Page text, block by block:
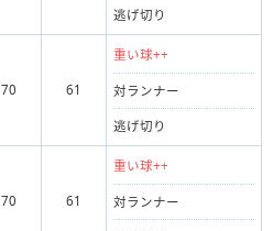
逃げ切り
70 61
重い球++
対ランナー
逃げ切り
70 61
重い球++
対ランナー